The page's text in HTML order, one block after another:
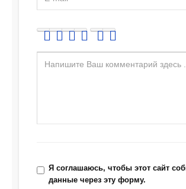
Я соглашаюсь, чтобы этот сайт
данные через эту форму.